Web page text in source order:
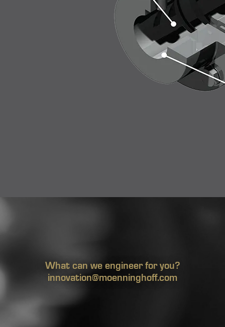
What can we engineer for you?
innovation@moenninghoff.com